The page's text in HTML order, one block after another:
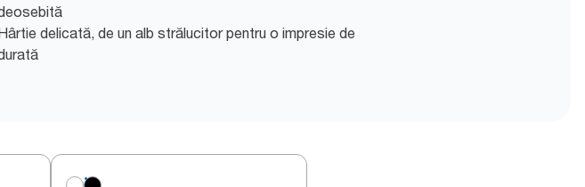
delicată, de un alb strălucitor pentru o impresie de